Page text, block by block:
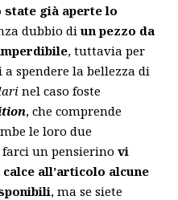
già aperte lo
dubbio di un pezzo da
, tuttavia per
spendere la bellezza di
nel caso foste
, che comprende
le loro due
farci un pensierino vi
all’articolo alcune
, ma se siete